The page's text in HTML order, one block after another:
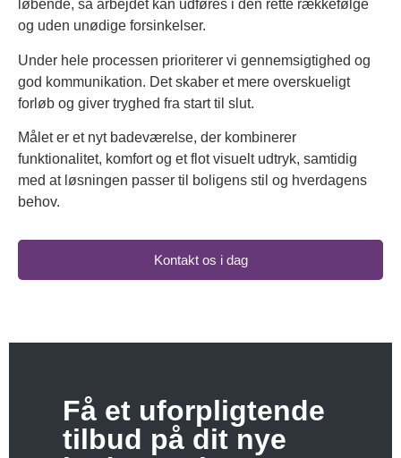
løbende, så arbejdet kan udføres i den rette rækkefølge
og uden unødige forsinkelser.
Under hele processen prioriterer vi gennemsigtighed og
god kommunikation. Det skaber et mere overskueligt
forløb og giver tryghed fra start til slut.
Målet er et nyt badeværelse, der kombinerer
funktionalitet, komfort og et flot visuelt udtryk, samtidig
med at løsningen passer til boligens stil og hverdagens
behov.
Kontakt os i dag
Få et uforpligtende
tilbud på dit nye